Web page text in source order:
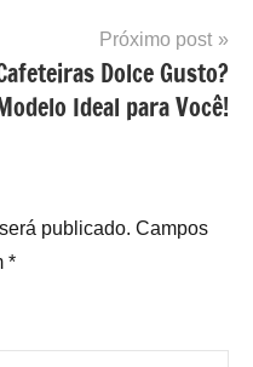
Próximo post
Dolce Gusto?
Ideal para Você!
publicado. Campos
*